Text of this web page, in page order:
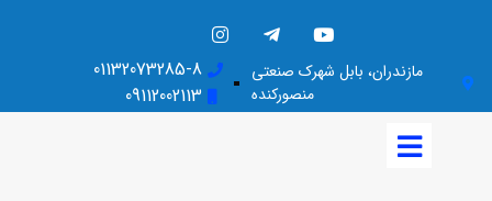
مازندران، بابل شهرک صنعتی
منصورکنده
01132073285-8
09112002113